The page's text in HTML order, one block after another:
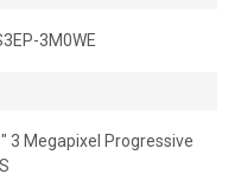
3M0WE
3 Megapixel Progressive